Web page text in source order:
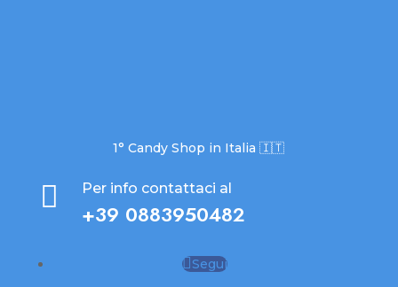
1° Candy Shop in Italia 🇮🇹
 Per info contattaci al
+39 0883950482
Segui